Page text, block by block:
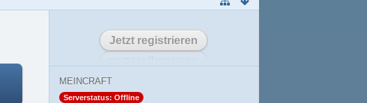
Jetzt registrieren
MEINCRAFT
Serverstatus: Offline